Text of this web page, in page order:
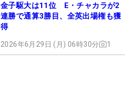
金子駆大は11位 E・チャカラが2
連勝で通算3勝目、全英出場権も獲
得
2026年6月29日 (月) 06時30分 1